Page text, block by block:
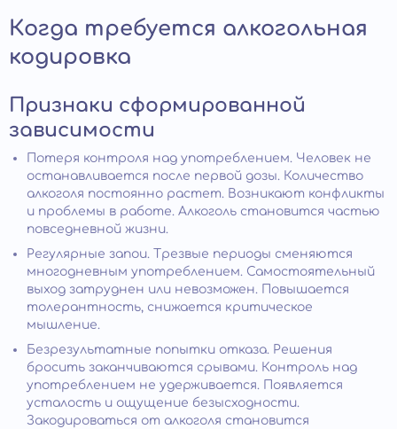
Когда требуется алкогольная
кодировка
Признаки сформированной
зависимости
Потеря контроля над употреблением. Человек не
останавливается после первой дозы. Количество
алкоголя постоянно растет. Возникают конфликты
и проблемы в работе. Алкоголь становится частью
повседневной жизни.
Регулярные запои. Трезвые периоды сменяются
многодневным употреблением. Самостоятельный
выход затруднен или невозможен. Повышается
толерантность, снижается критическое
мышление.
Безрезультатные попытки отказа. Решения
бросить заканчиваются срывами. Контроль над
употреблением не удерживается. Появляется
усталость и ощущение безысходности.
Закодироваться от алкоголя становится